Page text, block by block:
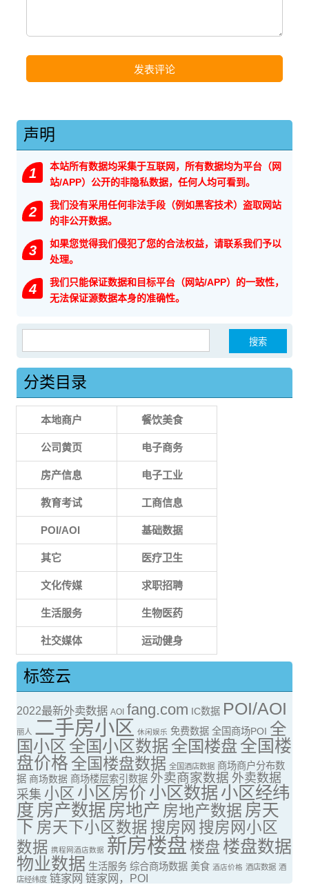
声明
1
本站所有数据均采集于互联网，所有数据均为平台（网
站/APP）公开的非隐私数据，任何人均可看到。
2
我们没有采用任何非法手段（例如黑客技术）盗取网站
的非公开数据。
3
如果您觉得我们侵犯了您的合法权益，请联系我们予以
处理。
4
我们只能保证数据和目标平台（网站/APP）的一致性，
无法保证源数据本身的准确性。
分类目录
本地商户 餐饮美食
公司黄页 电子商务
房产信息 电子工业
教育考试 工商信息
POI/AOI 基础数据
其它 医疗卫生
文化传媒 求职招聘
生活服务 生物医药
社交媒体 运动健身
标签云
2022最新外卖数据 AOI fang.com IC数据 POI/AOI
丽人 二手房小区 休闲娱乐 免费数据 全国商场POI 全
国小区 全国小区数据全国楼盘全国楼
盘价格 全国楼盘数据 全国酒店数据 商场商户分布数
据 商场数据 商场楼层索引数据 外卖商家数据 外卖数据
采集 小区 小区房价 小区数据小区经纬
度 房产数据 房地产 房地产数据 房天
下 房天下小区数据 搜房网 搜房网小区
数据 携程网酒店数据 新房楼盘 楼盘 楼盘数据
物业数据 生活服务 综合商场数据 美食 酒店价格 酒店数据 酒
店经纬度 链家网 链家网，POI